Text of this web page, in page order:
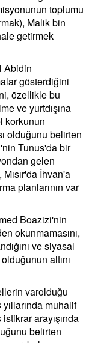
toplumu
Malik bin
getirmek
Abidin
gösterdiğini
özellikle bu
ve yurtdışına
korkunun
olduğunu belirten
Tunus'da bir
gelen
İhvan'a
planlarının var
Boazizi'nin
okunmamasını,
ve siyasal
altını
varolduğu
muhalif
arayışında
belirten